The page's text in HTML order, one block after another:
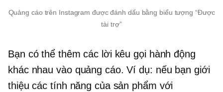
Quảng cáo trên Instagram được đánh dấu bằng biểu tượng “Được
tài trợ”
Bạn có thể thêm các lời kêu gọi hành động
khác nhau vào quảng cáo. Ví dụ: nếu bạn giới
thiệu các tính năng của sản phẩm với